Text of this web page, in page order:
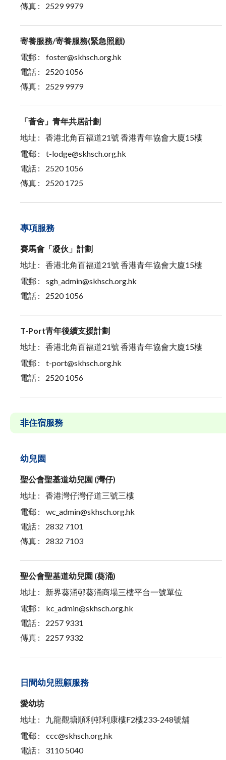
傳真 :
2529 9979
寄養服務/寄養服務(緊急照顧)
電郵 :
foster@skhsch.org.hk
電話 :
2520 1056
傳真 :
2529 9979
「薈舍」青年共居計劃
地址 :
香港北角百福道21號 香港青年協會大廈15樓
電郵 :
t-lodge@skhsch.org.hk
電話 :
2520 1056
傳真 :
2520 1725
專項服務
賽馬會「凝伙」計劃
地址 :
香港北角百福道21號 香港青年協會大廈15樓
電郵 :
sgh_admin@skhsch.org.hk
電話 :
2520 1056
T-Port青年後續支援計劃
地址 :
香港北角百福道21號 香港青年協會大廈15樓
電郵 :
t-port@skhsch.org.hk
電話 :
2520 1056
非住宿服務
幼兒園
聖公會聖基道幼兒園 (灣仔)
地址 :
香港灣仔灣仔道三號三樓
電郵 :
wc_admin@skhsch.org.hk
電話 :
2832 7101
傳真 :
2832 7103
聖公會聖基道幼兒園 (葵涌)
地址 :
新界葵涌邨葵涌商場三樓平台一號單位
電郵 :
kc_admin@skhsch.org.hk
電話 :
2257 9331
傳真 :
2257 9332
日間幼兒照顧服務
愛幼坊
地址 :
九龍觀塘順利邨利康樓F2樓233-248號舖
電郵 :
ccc@skhsch.org.hk
電話 :
3110 5040